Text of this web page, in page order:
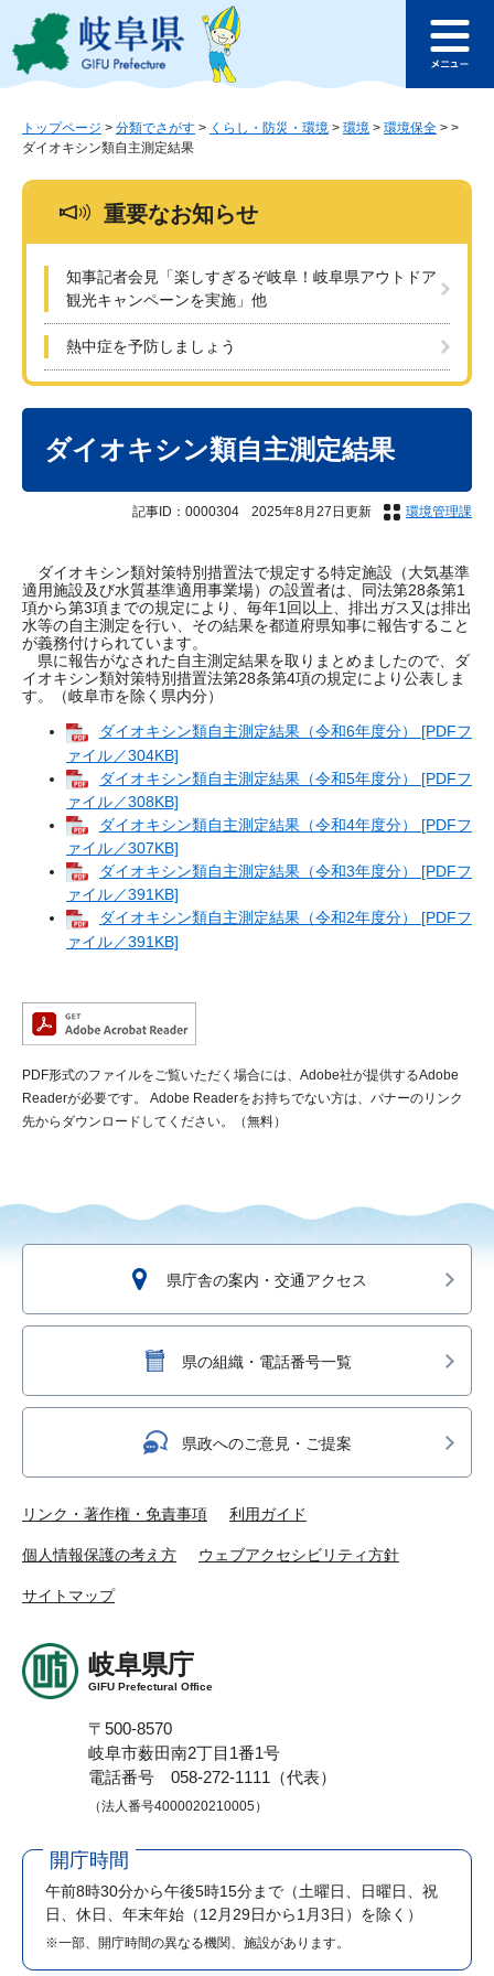
ジ
ュ
このページの本文へ
ュ
トップページ > 分類でさがす > くらし・防災・環境 > 環境 > 環境保全 > >
ダイオキシン類自主測定結果
重要なお知らせ
知事記者会見「楽しすぎるぞ岐阜！岐阜県アウトドア
観光キャンペーンを実施」他
熱中症を予防しましょう
ダイオキシン類自主測定結果
記事ID：0000304 2025年8月27日更新 環境管理課
ダイオキシン類対策特別措置法で規定する特定施設（大気基準
適用施設及び水質基準適用事業場）の設置者は、同法第28条第1
項から第3項までの規定により、毎年1回以上、排出ガス又は排出
水等の自主測定を行い、その結果を都道府県知事に報告すること
が義務付けられています。
県に報告がなされた自主測定結果を取りまとめましたので、ダ
イオキシン類対策特別措置法第28条第4項の規定により公表しま
す。（岐阜市を除く県内分）
ダイオキシン類自主測定結果（令和6年度分） [PDFフ
ァイル／304KB]
ダイオキシン類自主測定結果（令和5年度分） [PDFフ
ァイル／308KB]
ダイオキシン類自主測定結果（令和4年度分） [PDFフ
ァイル／307KB]
ダイオキシン類自主測定結果（令和3年度分） [PDFフ
ァイル／391KB]
ダイオキシン類自主測定結果（令和2年度分） [PDFフ
ァイル／391KB]
PDF形式のファイルをご覧いただく場合には、Adobe社が提供するAdobe
Readerが必要です。
Adobe Readerをお持ちでない方は、バナーのリンク
先からダウンロードしてください。（無料）
県庁舎の案内・交通アクセス
県の組織・電話番号一覧
県政へのご意見・ご提案
リンク・著作権・免責事項 利用ガイド
個人情報保護の考え方 ウェブアクセシビリティ方針
サイトマップ
岐阜県庁
GIFU Prefectural Office
〒500-8570
岐阜市薮田南2丁目1番1号
電話番号 058-272-1111（代表）
（法人番号4000020210005）
開庁時間
午前8時30分から午後5時15分まで （土曜日、日曜日、祝
日、休日、年末年始（12月29日から1月3日）を除く）
※一部、開庁時間の異なる機関、施設があります。